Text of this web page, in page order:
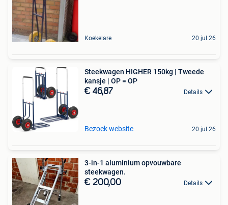
Koekelare 20 jul 26
Steekwagen HIGHER 150kg | Tweede
kansje | OP = OP
€ 46,87 Details
Bezoek website 20 jul 26
3-in-1 aluminium opvouwbare
steekwagen.
€ 200,00 Details